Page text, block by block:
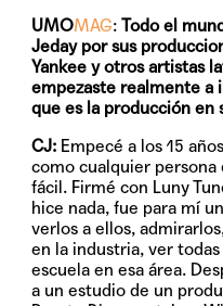
UMOMAG:Todo el
Jeday por sus
Yankee y otros artistas
empezaste realmente a
que es la producción en
CJ: Empecé a los 15
como cualquier
fácil. Firmé con Luny
hice nada, fue para mí
verlos a ellos,
en la industria, ver
escuela en esa área.
a un estudio de un